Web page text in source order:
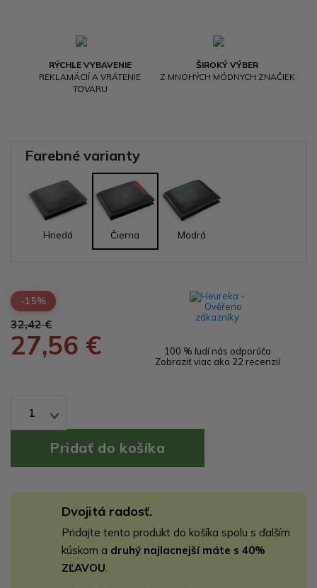
RÝCHLE VYBAVENIE
REKLAMÁCIÍ A VRÁTENIE
TOVARU
ŠIROKÝ VÝBER
Z MNOHÝCH MÓDNYCH ZNAČIEK
Farebné varianty
Hnedá Čierna Modrá
-15%
32,42 €
27,56 €
100 % ľudí nás odporúča
Zobraziť viac ako 22 recenzií
1
Dvojitá radosť.
Pridajte tento produkt do košíka spolu s ďalším
kúskom a druhý najlacnejší máte s 40%
ZĽAVOU